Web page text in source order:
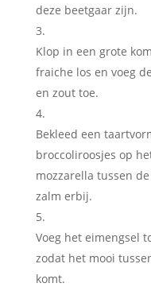
deze beetgaar zijn.
Klop in een grote
fraiche los en voeg
en zout toe.
Bekleed een
broccoliroosjes op
mozzarella tussen
zalm erbij.
Voeg het eimengsel
zodat het mooi
komt.